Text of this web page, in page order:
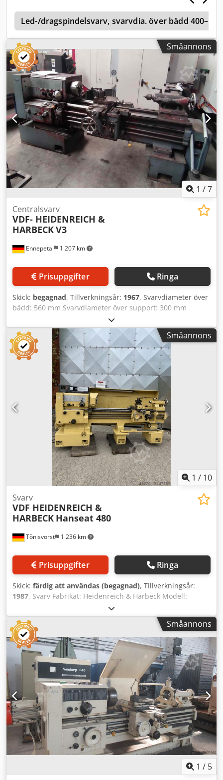
mm Mått: L 3,60 x B 1,20 x H 1,50 m Maskinvikt: ca 4 t
Utrustning - 2-axlig digital avläsning - Linjal 1 500 mm ej
inkluderad Alla uppgifter utan garanti. Demonstration
under ström är möjligt när som helst i vår utställningshall.
Chjdpey A H Akefx Afkja
Led-/dragspindelsvarv, svarvdia. över bädd
Småannons
1 /7
Ennepetal 1 207 km
Centralsvarv
VDF- HEIDENREICH &
HARBECKV3
Prisuppgifter Ringa
Skick: begagnad, Tillverkningsår: 1967, Svarvdiameter över
bädd: 560 mm Svarvdiameter över support: 300 mm
Cedow H Di Aspfx Afkjha Svarvlängd: 1500 mm
Spindelgenomgång: 65 mm Spindelvarvtal: 12-1150
varv/min Totalt effektbehov: 5 kW Maskinvikt ca: 4 t
Platsbehov ca: 4 x 1,6 x 1,6 m Med Multifix, chuck och
medföljande dubbdocka.
Småannons
1 / 10
Tönisvorst 1 236 km
Svarv
VDF HEIDENREICH &
HARBECK Hanseat 480
Prisuppgifter Ringa
Skick: färdig att användas (begagnad), Tillverkningsår:
1987, Svarv Fabrikat: Heidenreich & Harbeck Modell:
Hanseat 480 Årsmodell: 1987 Spetshöjd: 255 mm
Svarvdiameter över support: 300 mm Spetsavstånd: 1500
mm 24 varvtal från 23,6 till 2500 varv/min Lunett MK 4
Chuck F 250 Digitaldisplay Fabrikat: Heidenhain Motor: 380
Volt Chodpfx Afspviqijksa Effekt: 11 kW Transportmått:
Längd: 3200 mm Bredd: 1200 mm Höjd: 1550 mm Vikt: 2,5
Småannons
1 / 5